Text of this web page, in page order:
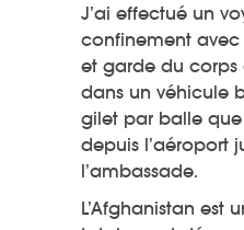
J’ai effectué un
confinement
et garde du corps
dans un véhicule
gilet par balle que
depuis l’aéroport
l’ambassade.
L’Afghanistan est